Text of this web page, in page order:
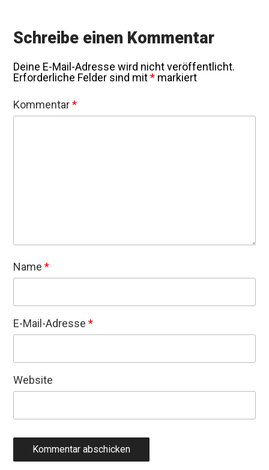
Schreibe einen Kommentar
Deine E-Mail-Adresse wird nicht veröffentlicht.
Erforderliche Felder sind mit* markiert
Kommentar*
Name*
E-Mail-Adresse*
Website